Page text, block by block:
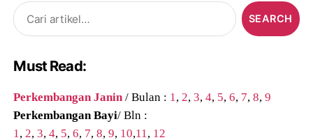
Search
for:
Must Read:
Perkembangan Janin / Bulan : 1 , 2,3,4, 5,6, 7,8,9
Perkembangan Bayi/ Bln :
1 , 2,3,4, 5,6, 7,8,9, 10,11 , 12